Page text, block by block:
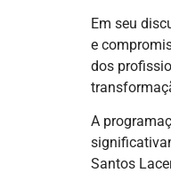
Em seu
e
dos
A
Santos